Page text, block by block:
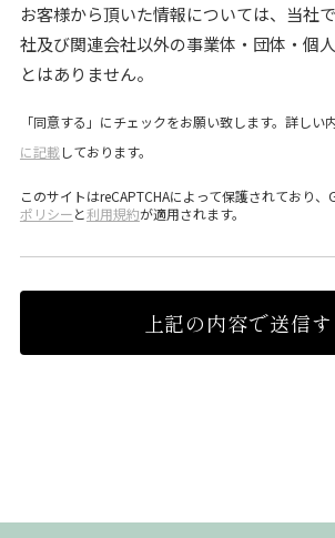
お客様から頂いた情報については、当社
社及び関連会社以外の事業体・団体・個
とはありません。
「同意する」にチェックをお願い致します。詳しい
に記載しております。
このサイトはreCAPTCHAによって保護されており、
ポリシーと利用規約が適用されます。